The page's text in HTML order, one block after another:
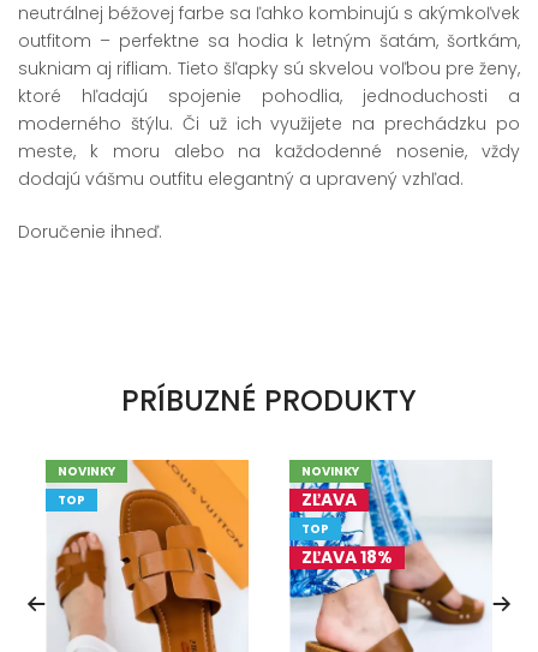
neutrálnej béžovej farbe sa ľahko kombinujú s akýmkoľvek
outfitom – perfektne sa hodia k letným šatám, šortkám,
sukniam aj rifliam. Tieto šľapky sú skvelou voľbou pre ženy,
ktoré hľadajú spojenie pohodlia, jednoduchosti a
moderného štýlu. Či už ich využijete na prechádzku po
meste, k moru alebo na každodenné nosenie, vždy
dodajú vášmu outfitu elegantný a upravený vzhľad.
Doručenie ihneď.
PRÍBUZNÉ PRODUKTY
NOVINKY
TOP
NOVINKY
ZĽAVA
TOP
ZĽAVA 18%